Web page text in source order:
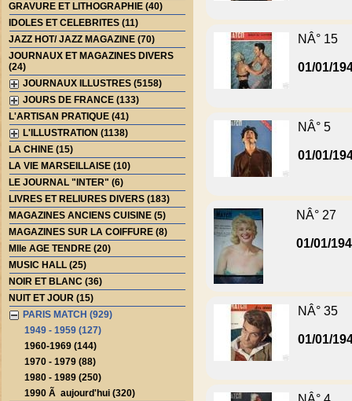
GRAVURE ET LITHOGRAPHIE (40)
IDOLES ET CELEBRITES (11)
JAZZ HOT/ JAZZ MAGAZINE (70)
JOURNAUX ET MAGAZINES DIVERS
(24)
JOURNAUX ILLUSTRES (5158)
JOURS DE FRANCE (133)
L'ARTISAN PRATIQUE (41)
L'ILLUSTRATION (1138)
LA CHINE (15)
LA VIE MARSEILLAISE (10)
LE JOURNAL "INTER" (6)
LIVRES ET RELIURES DIVERS (183)
MAGAZINES ANCIENS CUISINE (5)
MAGAZINES SUR LA COIFFURE (8)
Mlle AGE TENDRE (20)
MUSIC HALL (25)
NOIR ET BLANC (36)
NUIT ET JOUR (15)
PARIS MATCH (929)
1949 - 1959 (127)
1960-1969 (144)
1970 - 1979 (88)
1980 - 1989 (250)
1990 Ã aujourd'hui (320)
NÂ° 15
01/01/
NÂ° 5
01/01/
NÂ° 27
01/01/
NÂ° 35
01/01/